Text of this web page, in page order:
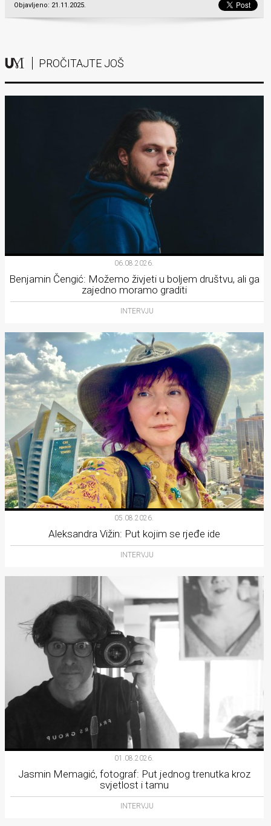
Objavljeno: 21.11.2025.
PROČITAJTE JOŠ
06.08.2026.
Benjamin Čengić: Možemo živjeti u boljem društvu, ali ga
zajedno moramo graditi
INTERVJU
05.08.2026.
Aleksandra Vižin: Put kojim se rjeđe ide
INTERVJU
01.08.2026.
Jasmin Memagić, fotograf: Put jednog trenutka kroz
svjetlost i tamu
INTERVJU